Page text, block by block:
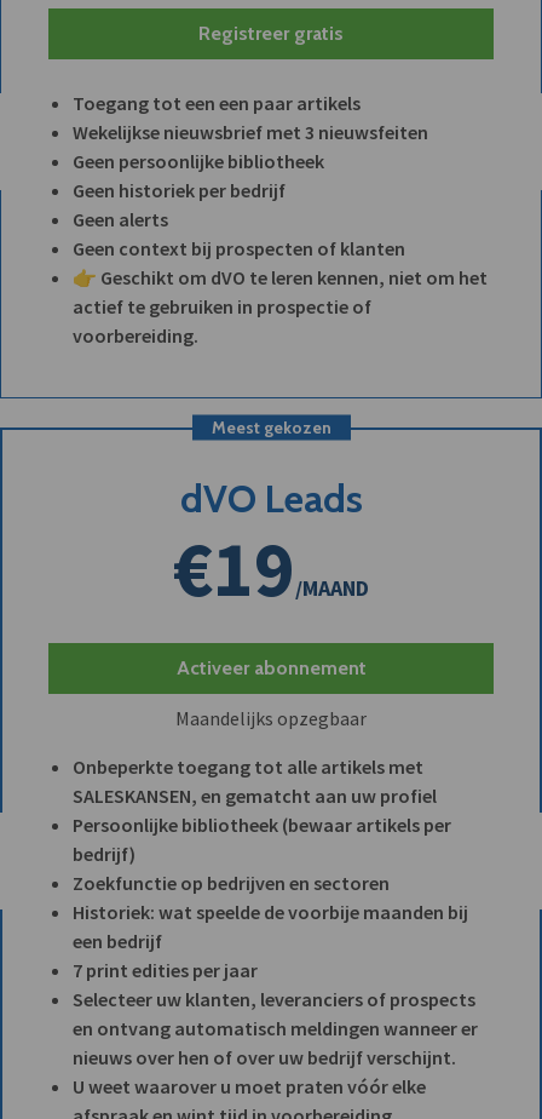
Registreer gratis
Toegang tot een een paar artikels
Wekelijkse nieuwsbrief met 3 nieuwsfeiten
Geen persoonlijke bibliotheek
Geen historiek per bedrijf
Geen alerts
Geen context bij prospecten of klanten
👉 Geschikt om dVO te leren kennen, niet om het
actief te gebruiken in prospectie of
voorbereiding.
Meest gekozen
dVO Leads
€19/MAAND
Activeer abonnement
Maandelijks opzegbaar
Onbeperkte toegang tot alle artikels met
SALESKANSEN, en gematcht aan uw profiel
Persoonlijke bibliotheek (bewaar artikels per
bedrijf)
Zoekfunctie op bedrijven en sectoren
Historiek: wat speelde de voorbije maanden bij
een bedrijf
7 print edities per jaar
Selecteer uw klanten, leveranciers of prospects
en ontvang automatisch meldingen wanneer er
nieuws over hen of over uw bedrijf verschijnt.
U weet waarover u moet praten vóór elke